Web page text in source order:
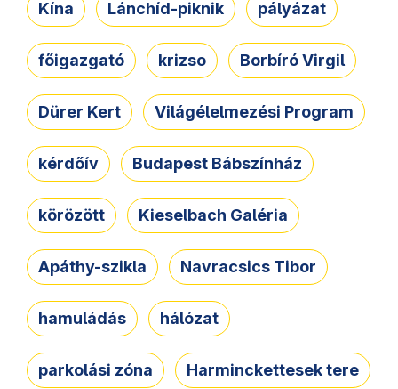
Kína Lánchíd-piknik pályázat
főigazgató krizso Borbíró Virgil
Dürer Kert Világélelmezési Program
kérdőív Budapest Bábszínház
körözött Kieselbach Galéria
Apáthy-szikla Navracsics Tibor
hamuládás hálózat
parkolási zóna Harminckettesek tere